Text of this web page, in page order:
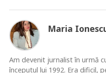
Maria
Am devenit jurnalist în urmă
începutul lui 1992. Era dificil,